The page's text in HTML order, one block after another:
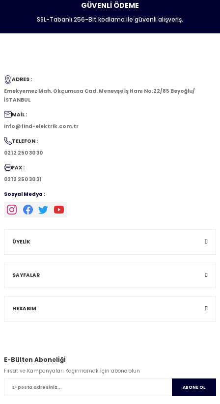
GÜVENLİ ÖDEME
SSL-Tabanlı 256-Bit kodlama ile güvenli alışveriş.
ADRES :
Emekyemez Mah. Okçumusa Cad. Menevşe İş Hanı No:22/85 Beyoğlu/
İSTANBUL
MAİL :
info@find-elektrik.com.tr
TELEFON :
0212 250 30 30
FAX :
0212 250 30 31
Sosyal Medya :
ÜYELİK
SAYFALAR
HESABIM
E-Bülten Abonelİğİ
Fırsat ve Kampanyaları Kaçırmamak İçin abone olun
ABONE OL